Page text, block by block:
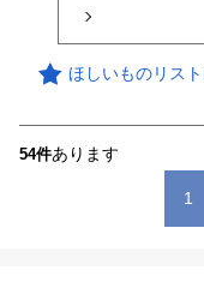
ほしいものリス
54件あります
1